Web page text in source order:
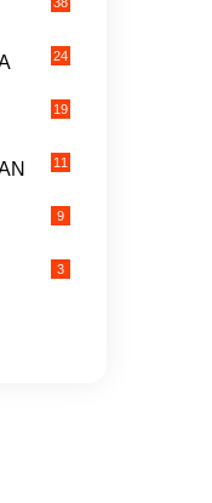
24
19
11
9
3